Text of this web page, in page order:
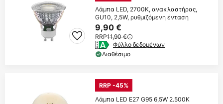
Λάμπα LED, 2700K, ανακλαστήρας,
GU10, 2,5W, ρυθμιζόμενη ένταση
9,90 €
RRP11,90 €
Φύλλο δεδομένων
Διαθέσιμο
RRP -45%
Λάμπα LED E27 G95 6,5W 2.500K